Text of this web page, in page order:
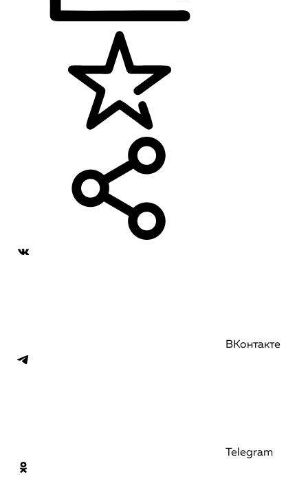
ВКонтакте
Telegram